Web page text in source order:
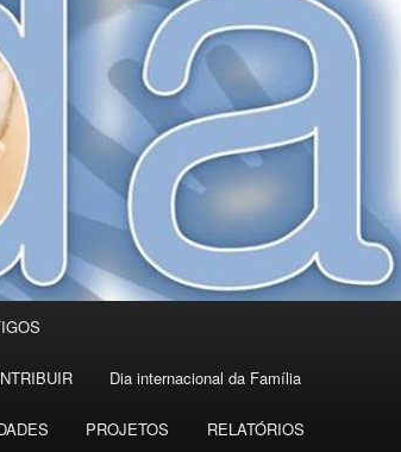
Dia internacional da Família
PROJETOS RELATÓRIOS